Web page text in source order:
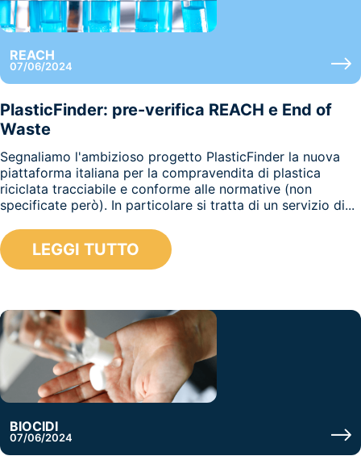
REACH
07/06/2024
PlasticFinder: pre-verifica REACH e End of
Waste
Segnaliamo l'ambizioso progetto PlasticFinder la nuova
piattaforma italiana per la compravendita di plastica
riciclata tracciabile e conforme alle normative (non
specificate però). In particolare si tratta di un servizio di...
LEGGI TUTTO
BIOCIDI
07/06/2024